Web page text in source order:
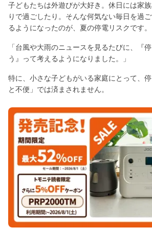
子どもたちは外遊びが大好き。休日には家
りで過ごしたり。そんな何気ない毎日を過
るようになったのが、夏の停電リスクです。
「台風や大雨のニュースを見るたびに、『
う』って考えるようになりました。」
特に、小さな子どもがいる家庭にとって、
と不便」では済まされません。